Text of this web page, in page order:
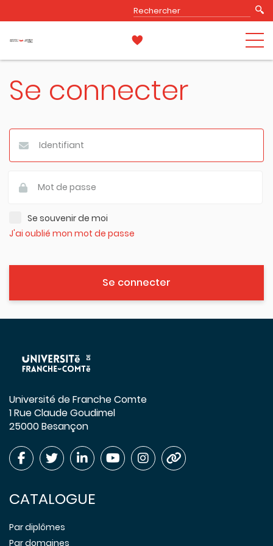
Se connecter
Se souvenir de moi
J'ai oublié mon mot de passe
Se connecter
Université de Franche Comte
1 Rue Claude Goudimel
25000 Besançon
CATALOGUE
Par diplômes
Par domaines